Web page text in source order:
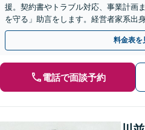
援。契約書やトラブル対応、事業計画
を守る」助言をします。経営者家系出
トやセカンドオピニオンも大歓迎です
料金表を
電話で面談予約